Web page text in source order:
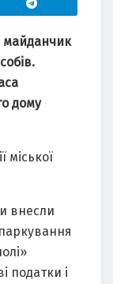
мaйдaнчик
дому
міcької
внecли
подaтки і